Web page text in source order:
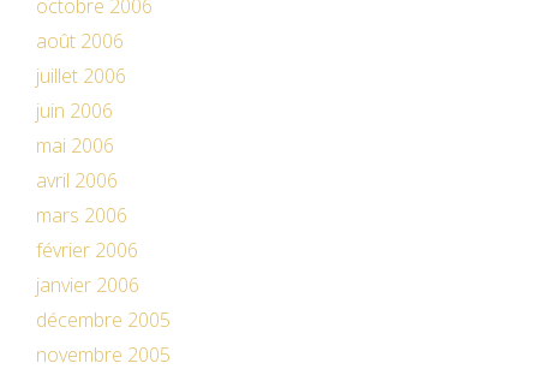
octobre 2006
août 2006
juillet 2006
juin 2006
mai 2006
avril 2006
mars 2006
février 2006
janvier 2006
décembre 2005
novembre 2005